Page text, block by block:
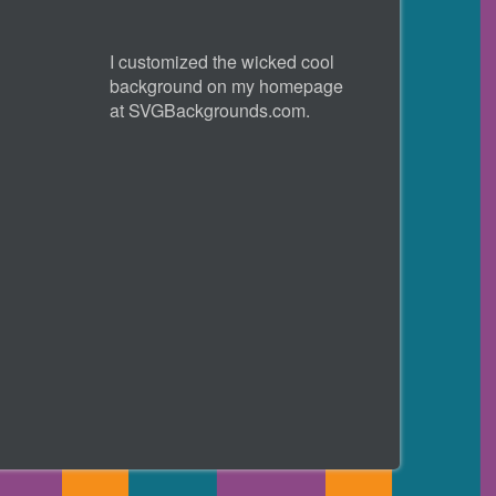
I customized the wicked cool
background on my homepage
at SVGBackgrounds.com.